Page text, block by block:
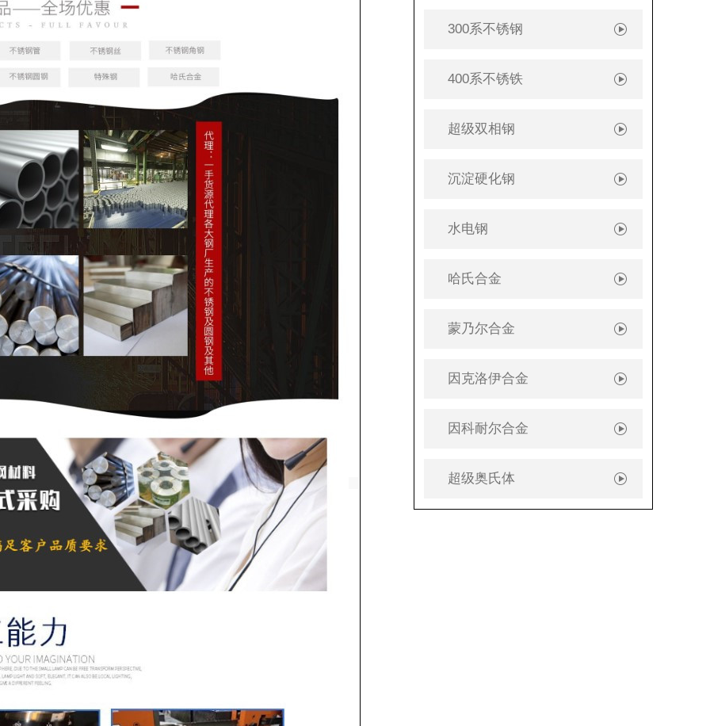
300系不锈钢
400系不锈铁
超级双相钢
沉淀硬化钢
水电钢
哈氏合金
蒙乃尔合金
因克洛伊合金
因科耐尔合金
超级奥氏体